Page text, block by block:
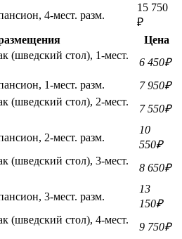
4-мест. разм.
15 750
₽
Цена
(шведский стол), 1-мест.
6 450₽
1-мест. разм.
7 950₽
(шведский стол), 2-мест.
7 550₽
2-мест. разм.
10
550₽
(шведский стол), 3-мест.
8 650₽
3-мест. разм.
13
150₽
(шведский стол), 4-мест.
9 750₽